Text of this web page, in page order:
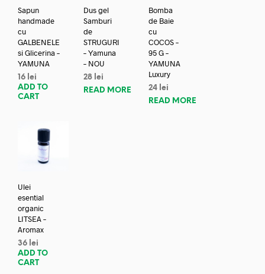
Sapun
handmade
cu
GALBENELE
si Glicerina –
YAMUNA
16 lei
ADD TO
CART
Dus gel
Samburi
de
STRUGURI
– Yamuna
– NOU
28 lei
READ MORE
Bomba
de Baie
cu
COCOS –
95 G –
YAMUNA
Luxury
24 lei
READ MORE
Ulei
esential
organic
LITSEA –
Aromax
36 lei
ADD TO
CART